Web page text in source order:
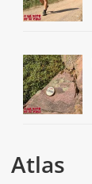
Atlas